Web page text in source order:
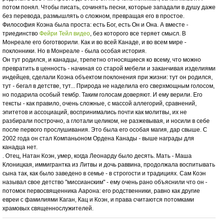
потом понял. Чтобы писать, сочинять песни, которые западали в душу даже
без перевода, размышлять о сложном, превращая его в простое.
Философия Коэна была проста: есть Бог, есть Он и Она. А вместе -
триединство Фейри Тейл видео, без которого все теряет смысл. В
Монреале его боготворили. Как и во всей Канаде, и во всем мире -
поклонники. Но в Монреале - была особая история.
Он тут родился, и канадцы, трепетно относящиеся ко всему, что можно
превратить в ценность - начиная со старой мебели и заканчивая изделиями
индейцев, сделали Коэна объектом поклонения при жизни: тут он родился,
тут - бегал в детстве, тут... Природа не наделила его сверхмощным голосом,
но подарила особый тембр. Таким голосам доверяют. И ему верили. Его
тексты - как правило, очень сложные, с массой аллегорий, сравнений,
эпитетов и ассоциаций, воспринимались почти как молитвы, их не
разбирали построчно, а глотали целиком, не разжевывая, и носили в себе
после первого прослушивания. Это была его особая магия, дар свыше. С
2002 года он стал Компаньоном Ордена Канады - выше награды для
канадца нет.
. Отец, Натан Коэн, умер, когда Леонарду было десять. Мать - Маша
Клоницкая, иммигрантка из Литвы и дочь раввина, продолжала воспитывать
сына так, как было заведено в семье - в строгости и традициях. Сам Коэн
называл свое детство "миссианским" - ему очень рано объяснили что он -
потомок первосвященника Аарона: его родственники, равно как другие
евреи с фамилиями Каган, Кац и Коэн, и права считаются потомками
храмовых священнослужителей.